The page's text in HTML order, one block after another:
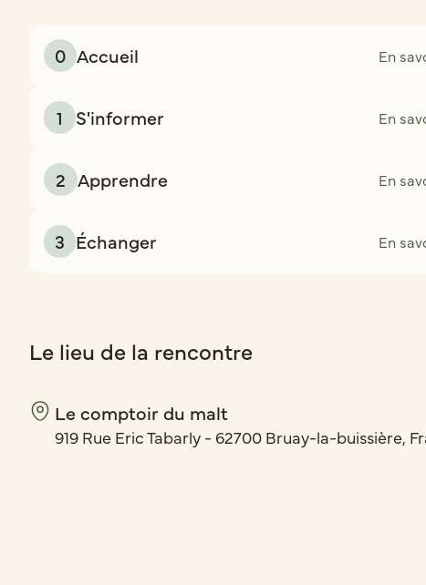
0 Accueil En
1 S'informer En
2 Apprendre En
3 Échanger En
Le lieu de la rencontre
Le comptoir du malt
919 Rue Eric Tabarly - 62700 Bruay-la-buissière,